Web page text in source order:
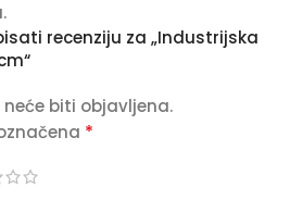
recenziju za „Industrijska
biti objavljena.
*